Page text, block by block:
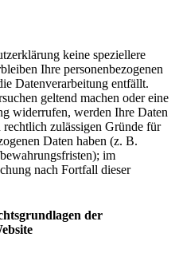
keine speziellere
Ihre personenbezogenen
Datenverarbeitung entfällt.
geltend machen oder eine
widerrufen, werden Ihre Daten
zulässigen Gründe für
Daten haben (z. B.
im
nach Fortfall dieser
der